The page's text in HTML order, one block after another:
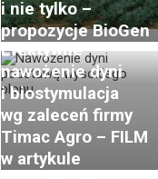
i nie tylko –
propozycje BioGen
Efektywne
nawożenie dyni
i biostymulacja
wg zaleceń firmy
Timac Agro – FILM
w artykule